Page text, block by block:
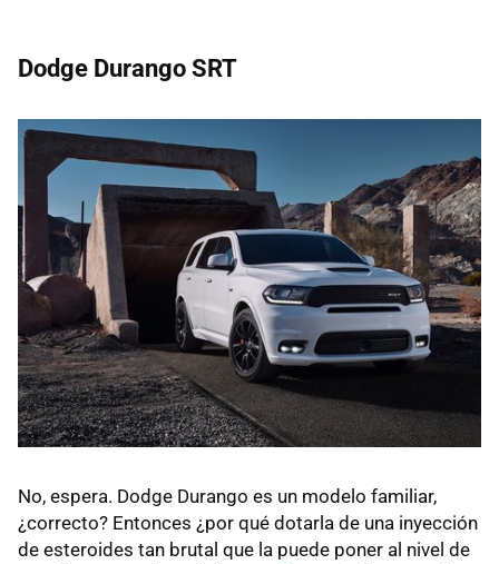
Dodge Durango SRT
No, espera. Dodge Durango es un modelo familiar,
¿correcto? Entonces ¿por qué dotarla de una inyección
de esteroides tan brutal que la puede poner al nivel de